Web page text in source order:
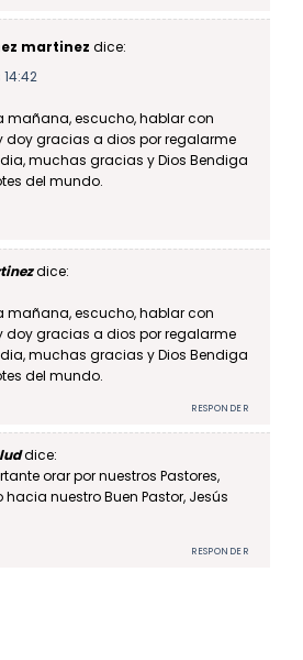
martinez dice:
mañana, escucho, hablar con
doy gracias a dios por regalarme
muchas gracias y Dios Bendiga
del mundo.
dice:
mañana, escucho, hablar con
doy gracias a dios por regalarme
muchas gracias y Dios Bendiga
del mundo.
RESPONDER
dice:
orar por nuestros Pastores,
nuestro Buen Pastor, Jesús
RESPONDER